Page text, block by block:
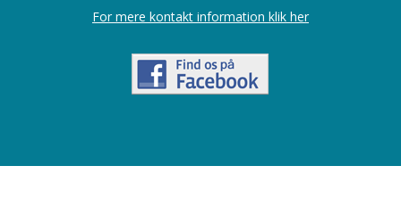
For mere kontakt information klik her